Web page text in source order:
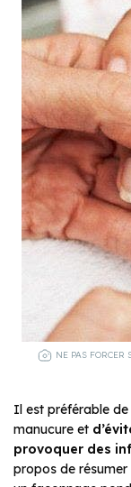
NE PAS FORCER
Il est préférable
manucure et
provoquer des
propos de